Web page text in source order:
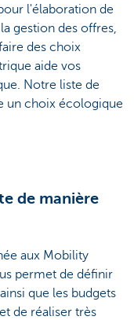
l'élaboration de
gestion des offres,
des choix
aide vos
Notre liste de
un choix écologique
de manière
aux Mobility
permet de définir
que les budgets
de réaliser très